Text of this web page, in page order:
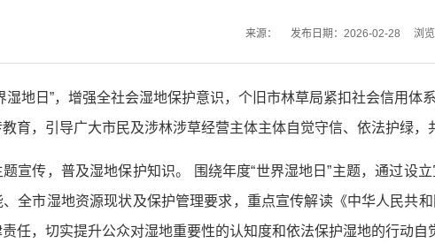
来源： 发布日期：2026-02-28 浏览
湿地日”，增强全社会湿地保护意识，个旧市林草局紧扣社会信用
育，引导广大市民及涉林涉草经营主体主体自觉守信、依法护绿，
题宣传，普及湿地保护知识。 围绕年度“世界湿地日”主题，通过设
全市湿地资源现状及保护管理要求，重点宣传解读《中华人民共
任，切实提升公众对湿地重要性的认知度和依法保护湿地的行动